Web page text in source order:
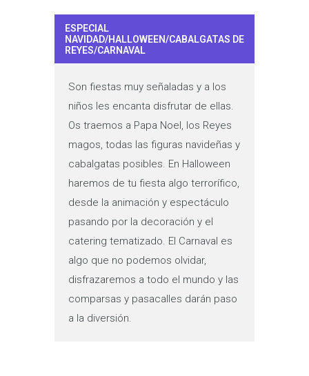
ESPECIAL
NAVIDAD/HALLOWEEN/CABALGATAS DE
REYES/CARNAVAL
Son fiestas muy señaladas y a los
niños les encanta disfrutar de ellas.
Os traemos a Papa Noel, los Reyes
magos, todas las figuras navideñas y
cabalgatas posibles. En Halloween
haremos de tu fiesta algo terrorífico,
desde la animación y espectáculo
pasando por la decoración y el
catering tematizado. El Carnaval es
algo que no podemos olvidar,
disfrazaremos a todo el mundo y las
comparsas y pasacalles darán paso
a la diversión.